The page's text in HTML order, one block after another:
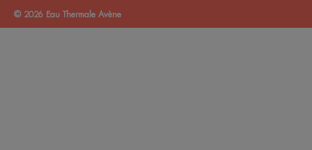
© 2026 Eau Thermale Avène